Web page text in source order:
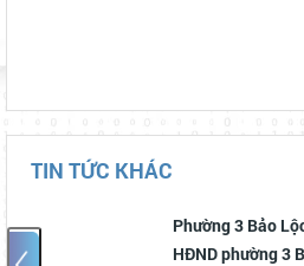
TIN TỨC KHÁC
Phường 3 Bảo
HĐND phường 3